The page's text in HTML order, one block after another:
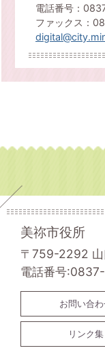
電話番号：
ファックス：
美祢市役所
〒759-2292 山
電話番号
お問い合
リンク集